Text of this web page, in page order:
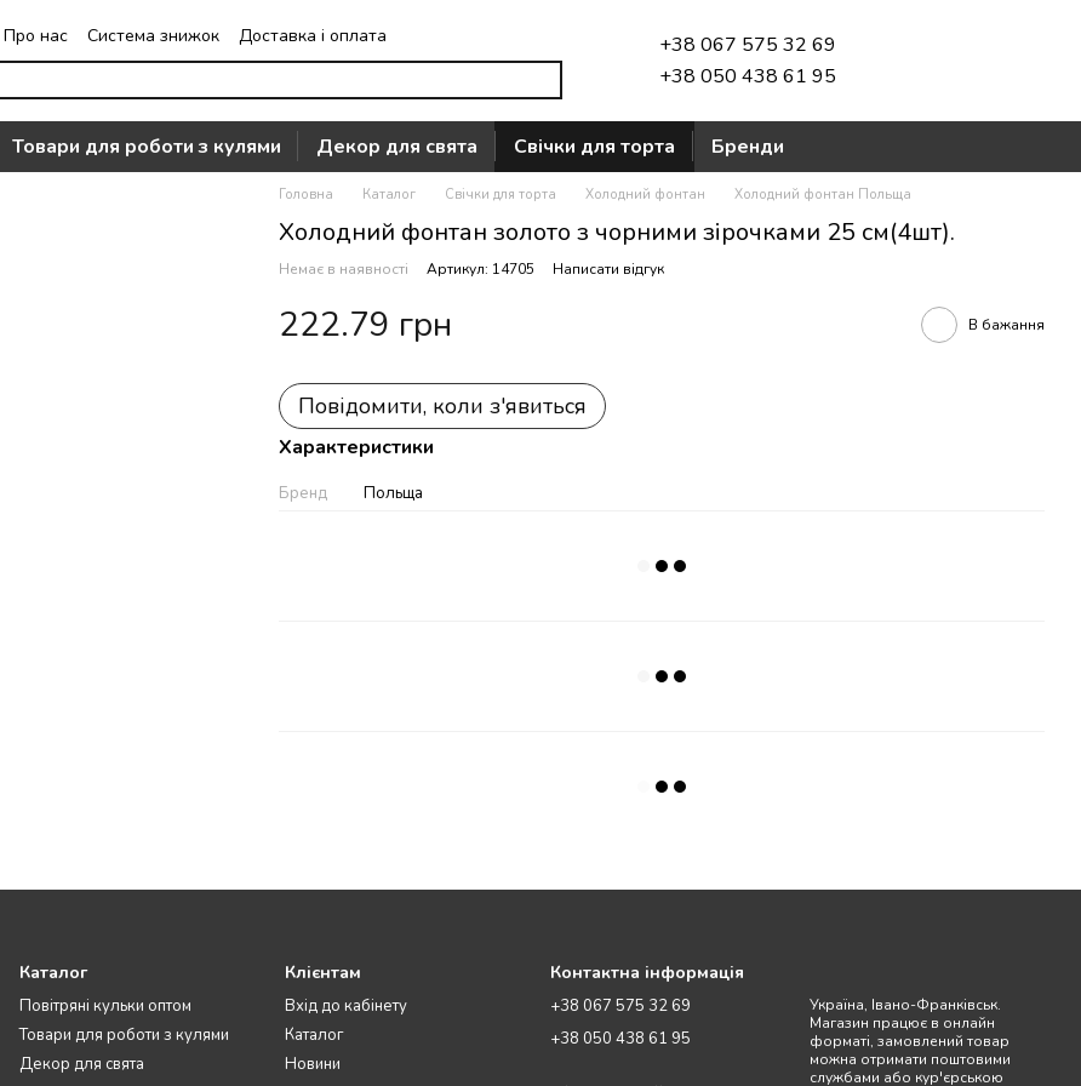
Про нас Система знижок
Доставка і оплата
Часто задавані питання Відгуки про магазин
+38 067 575 32 69
+38 050 438 61 95
Товари для роботи з кулями Декор для свята Свічки для торта Бренди
Головна Каталог Свічки для торта Холодний фонтан Холодний фонтан Польща
Холодний фонтан золото з чорними зірочками 25 см(4шт).
Немає в наявності Артикул: 14705 Написати відгук
222.79 грн В бажання
Повідомити, коли з'явиться
Характеристики
Бренд Польща
Каталог
Повітряні кульки оптом
Товари для роботи з кулями
Декор для свята
Клієнтам
Вхід до кабінету
Каталог
Новини
Контактна інформація
+38 067 575 32 69
+38 050 438 61 95
Україна, Івано-Франківськ.
Магазин працює в онлайн
форматі, замовлений товар
можна отримати поштовими
службами або кур'єрською